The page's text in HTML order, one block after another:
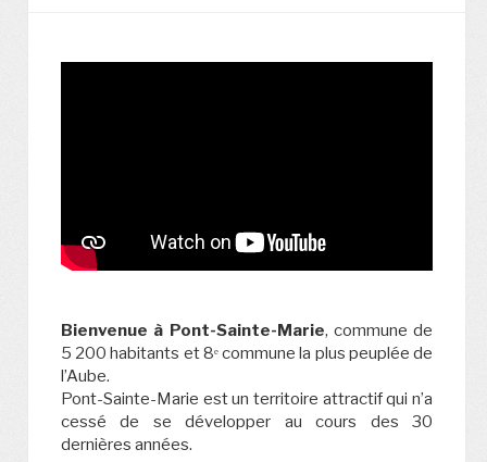
Bienvenue à Pont-Sainte-Marie, commune de
5 200 habitants et 8ᵉ commune la plus peuplée de
l’Aube.
Pont-Sainte-Marie est un territoire attractif qui n’a
cessé de se développer au cours des 30
dernières années.